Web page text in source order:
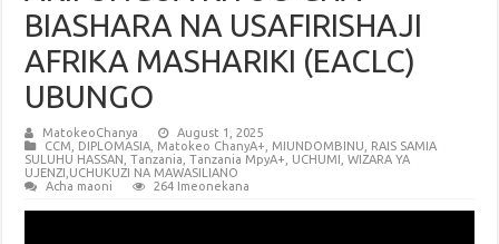
BIASHARA NA USAFIRISHAJI
AFRIKA MASHARIKI (EACLC)
UBUNGO
MatokeoChanya
August 1, 2025
CCM
DIPLOMASIA Matokeo ChanyA+ MIUNDOMBINU
RAIS SAMIA
SULUHU HASSAN
,Tanzania ,Tanzania MpyA+ UCHUMI ,WIZARA YA
UJENZI,UCHUKUZI NA MAWASILIANO
Acha maoni
264 Imeonekana